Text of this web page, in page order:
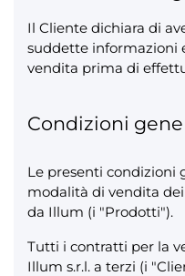
Il Cliente dichiara di
suddette informazioni
vendita prima di
Condizioni
Le presenti condizioni
modalità di vendita
da Illum (i "Prodotti").
Tutti i contratti per la
Illum s.r.l. a terzi (i